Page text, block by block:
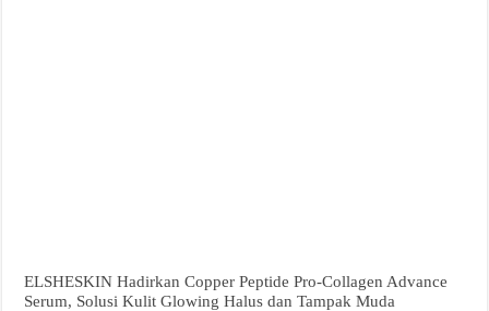
ELSHESKIN Hadirkan Copper Peptide Pro-Collagen Advance
Serum, Solusi Kulit Glowing Halus dan Tampak Muda